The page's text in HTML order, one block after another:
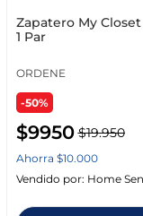
Zapatero My
1 Par
ORDENE
-50%
$9950 $19.950
Ahorra $10.000
Vendido por: Home